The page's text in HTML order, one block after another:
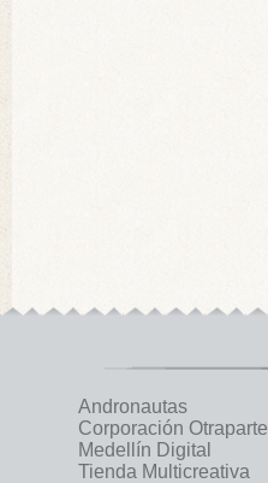
Andronautas
Corporación Otraparte
Medellín Digital
Tienda Multicreativa